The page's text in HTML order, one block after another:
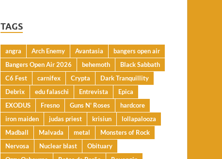
TAGS
angra Arch Enemy Avantasia
bangers open air
Bangers Open Air 2026
behemoth
Black Sabbath
C6 Fest
carnifex Crypta
Dark Tranquillity
Debrix
edu falaschi Entrevista
Epica
EXODUS
Fresno Guns N' Roses
hardcore
iron maiden
judas priest krisiun
lollapalooza
Madball
Malvada metal
Monsters of Rock
Nervosa
Nuclear blast
Obituary